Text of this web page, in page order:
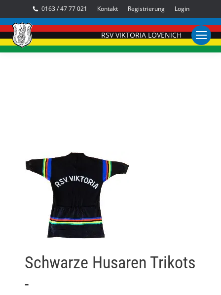
0163 / 47 77 021 Kontakt Registrierung Login
RSV VIKTORIA LÖVENICH
Schwarze Husaren Trikots
-